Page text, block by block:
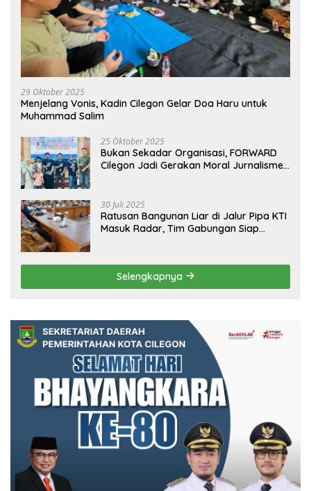
29 Oktober 2025
Menjelang Vonis, Kadin Cilegon Gelar Doa Haru untuk
Muhammad Salim
25 Oktober 2025
Bukan Sekadar Organisasi, FORWARD
Cilegon Jadi Gerakan Moral Jurnalisme
30 Juli 2025
Ratusan Bangunan Liar di Jalur Pipa KTI
Masuk Radar, Tim Gabungan Siap
Selengkapnya